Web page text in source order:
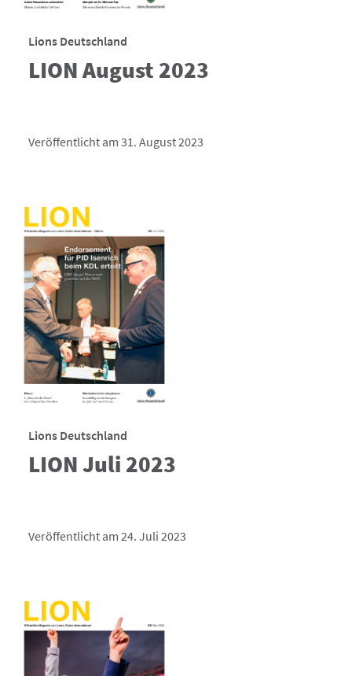
Lions Deutschland
LION August 2023
Veröffentlicht am 31. August 2023
Lions Deutschland
LION Juli 2023
Veröffentlicht am 24. Juli 2023